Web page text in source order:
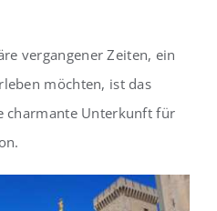
vergangener Zeiten, ein
möchten, ist das
charmante Unterkunft für